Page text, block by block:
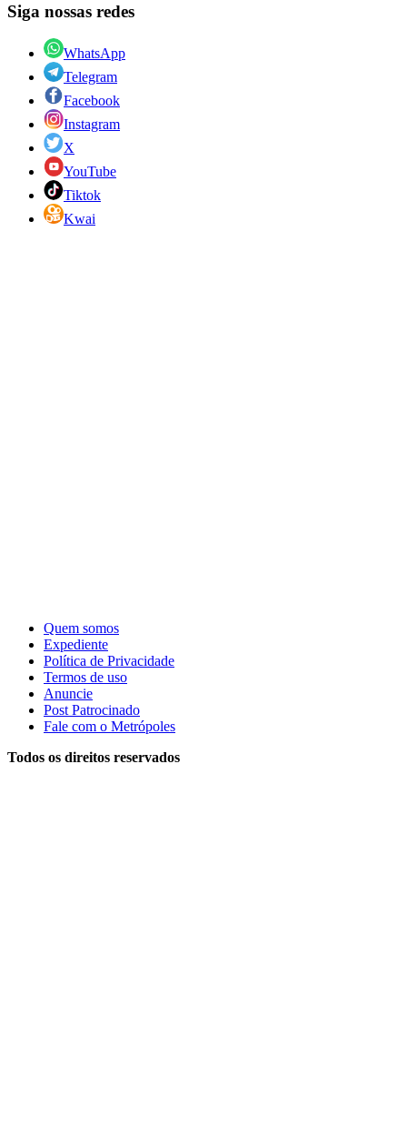
Siga nossas redes
WhatsApp
Telegram
Facebook
Instagram
X
YouTube
Tiktok
Kwai
Quem somos
Expediente
Política de Privacidade
Termos de uso
Anuncie
Post Patrocinado
Fale com o Metrópoles
Todos os direitos reservados